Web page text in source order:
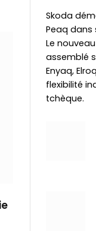
Skoda
Peaq dans
Le
assemblé
Enyaq,
flexibilité
tchèque.